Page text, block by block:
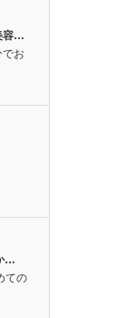
容…
お
…
ての